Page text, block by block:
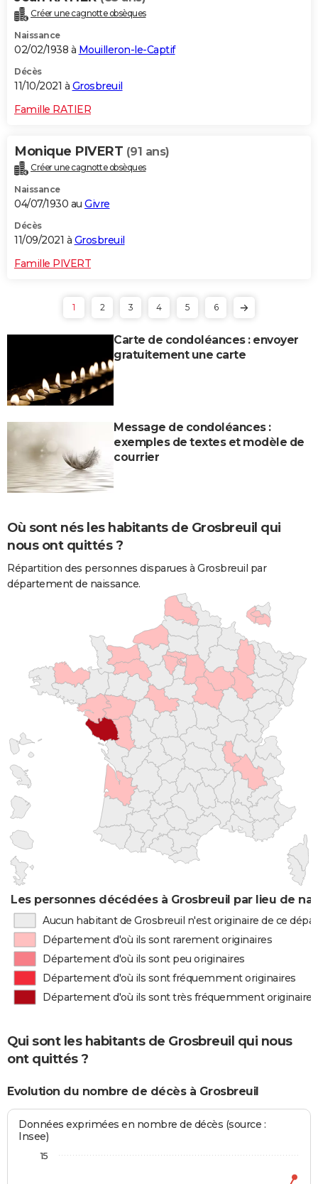
Créer une cagnotte obsèques
Naissance
02/02/1938 à Mouilleron-le-Captif
Décès
11/10/2021 à Grosbreuil
Famille RATIER
Monique PIVERT (91 ans)
Créer une cagnotte obsèques
Naissance
04/07/1930 au Givre
Décès
11/09/2021 à Grosbreuil
Famille PIVERT
1 2 3 4 5 6
Carte de condoléances : envoyer
gratuitement une carte
Message de condoléances :
exemples de textes et modèle de
courrier
Où sont nés les habitants de Grosbreuil qui
nous ont quittés ?
Répartition des personnes disparues à Grosbreuil par
département de naissance.
Les personnes décédées à Grosbreuil par lieu de
Aucun habitant de Grosbreuil n'est originaire de ce
Département d'où ils sont rarement originaires
Département d'où ils sont peu originaires
Département d'où ils sont fréquemment originaires
Département d'où ils sont très fréquemment originaires
Qui sont les habitants de Grosbreuil qui nous
ont quittés ?
Evolution du nombre de décès à Grosbreuil
Données exprimées en nombre de décès (source :
Insee)
15